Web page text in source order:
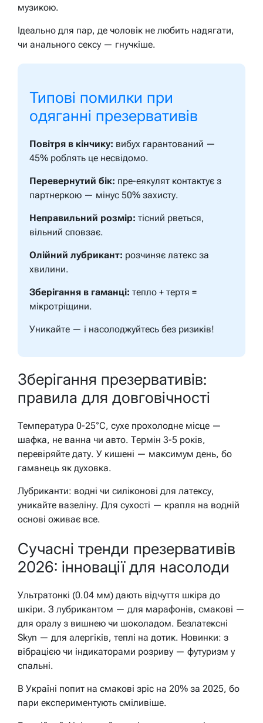
музикою.
Ідеально для пар, де чоловік не любить надягати,
чи анального сексу — гнучкіше.
Типові помилки при
одяганні презервативів
Повітря в кінчику: вибух гарантований —
45% роблять це несвідомо.
Перевернутий бік: пре-еякулят контактує з
партнеркою — мінус 50% захисту.
Неправильний розмір: тісний рветься,
вільний сповзає.
Олійний лубрикант: розчиняє латекс за
хвилини.
Зберігання в гаманці: тепло + тертя =
мікротріщини.
Уникайте — і насолоджуйтесь без ризиків!
Зберігання презервативів:
правила для довговічності
Температура 0-25°C, сухе прохолодне місце —
шафка, не ванна чи авто. Термін 3-5 років,
перевіряйте дату. У кишені — максимум день, бо
гаманець як духовка.
Лубриканти: водні чи силіконові для латексу,
уникайте вазеліну. Для сухості — крапля на водній
основі оживає все.
Сучасні тренди презервативів
2026: інновації для насолоди
Ультратонкі (0.04 мм) дають відчуття шкіра до
шкіри. З лубрикантом — для марафонів, смакові —
для оралу з вишнею чи шоколадом. Безлатексні
Skyn — для алергіків, теплі на дотик. Новинки: з
вібрацією чи індикаторами розриву — футуризм у
спальні.
В Україні попит на смакові зріс на 20% за 2025, бо
пари експериментують сміливіше.